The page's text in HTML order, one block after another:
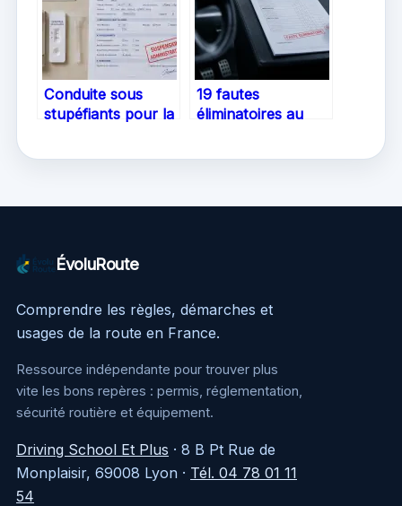
Conduite sous
stupéfiants pour la
19 fautes
éliminatoires au
ÉvoluRoute
Comprendre les règles, démarches et
usages de la route en France.
Ressource indépendante pour trouver plus
vite les bons repères : permis, réglementation,
sécurité routière et équipement.
Driving School Et Plus · 8 B Pt Rue de
Monplaisir, 69008 Lyon · Tél. 04 78 01 11
54